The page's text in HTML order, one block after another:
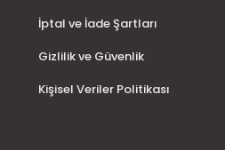
İptal ve İade Şartları
Gizlilik ve Güvenlik
Kişisel Veriler Politikası